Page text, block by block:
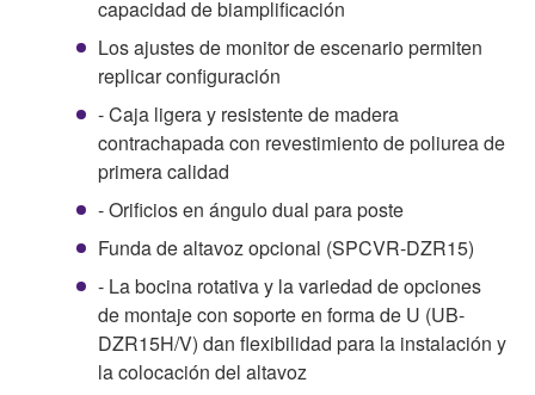
capacidad de biamplificación
Los ajustes de monitor de escenario permiten
replicar configuración
- Caja ligera y resistente de madera
contrachapada con revestimiento de poliurea de
primera calidad
- Orificios en ángulo dual para poste
Funda de altavoz opcional (SPCVR-DZR15)
- La bocina rotativa y la variedad de opciones
de montaje con soporte en forma de U (UB-
DZR15H/V) dan flexibilidad para la instalación y
la colocación del altavoz